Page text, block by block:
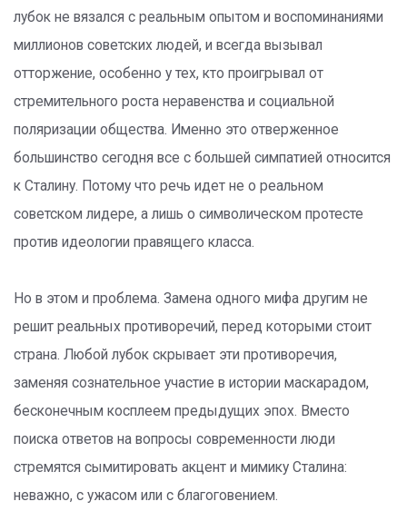
лубок не вязался с реальным опытом и воспоминаниями
миллионов советских людей, и всегда вызывал
отторжение, особенно у тех, кто проигрывал от
стремительного роста неравенства и социальной
поляризации общества. Именно это отверженное
большинство сегодня все с большей симпатией относится
к Сталину. Потому что речь идет не о реальном
советском лидере, а лишь о символическом протесте
против идеологии правящего класса.
Но в этом и проблема. Замена одного мифа другим не
решит реальных противоречий, перед которыми стоит
страна. Любой лубок скрывает эти противоречия,
заменяя сознательное участие в истории маскарадом,
бесконечным косплеем предыдущих эпох. Вместо
поиска ответов на вопросы современности люди
стремятся сымитировать акцент и мимику Сталина:
неважно, с ужасом или с благоговением.